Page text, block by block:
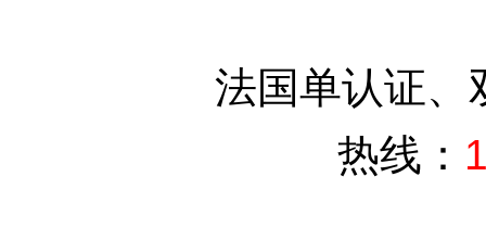
法国单认证、
热线：